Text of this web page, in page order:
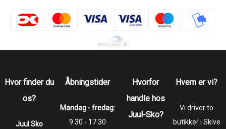
Hvor finder du
os?
Juul Sko
Åbningstider
Mandag - fredag:
9.30 - 17.30
Hvorfor
handle hos
Juul-Sko?
Hvem er vi?
Vi driver to
butikker i Skive